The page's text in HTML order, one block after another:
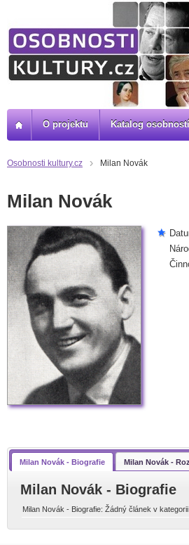
Osobnosti kultury.cz Milan Novák
Milan Novák
Milan Novák - Biografie Milan Novák -
Milan Novák - Biografie
Milan Novák - Biografie: Žádný článek v
O projektu Katalog osobností